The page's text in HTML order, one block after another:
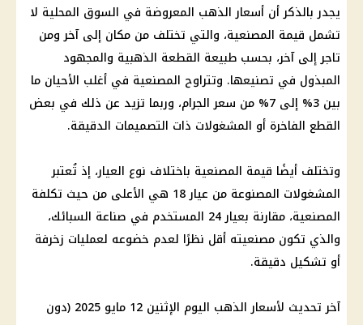
يجدر بالذكر أن أسعار الذهب المعروضة في السوق المحلية لا
تشمل قيمة المصنعية، والتي تختلف من مكان إلى آخر ومن
تاجر إلى آخر، بحسب طبيعة القطعة الذهبية والمجهود
المبذول في تصنيعها. وتتراوح المصنعية في أغلب الأحيان ما
بين 3% إلى 7% من سعر الجرام، وربما تزيد عن ذلك في بعض
القطع الفاخرة أو المشغولات ذات التصميمات الدقيقة.
وتختلف أيضًا قيمة المصنعية باختلاف نوع العيار، إذ تُعتبر
المشغولات المصنوعة من عيار 18 هي الأعلى من حيث تكلفة
المصنعية، مقارنة بعيار 24 المستخدم في صناعة السبائك،
والذي تكون مصنعيته أقل نظرًا لعدم خضوعه لعمليات زخرفة
أو تشكيل دقيقة.
آخر تحديث لأسعار الذهب اليوم الإثنين 12 مايو 2025 (دون